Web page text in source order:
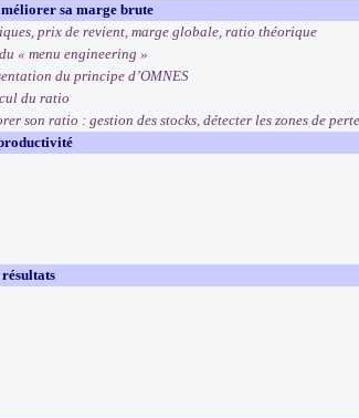
sa marge brute
prix de revient, marge globale, ratio théorique
« menu engineering »
du principe d’OMNES
du ratio
son ratio : gestion des stocks, détecter les zones de